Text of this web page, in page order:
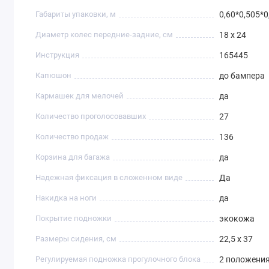
Габариты упаковки, м
Диаметр колес передние-задние, см 18 х 24
Инструкция 165445
Капюшон до бампера
Кармашек для мелочей да
Количество проголосовавших 27
Количество продаж 136
Корзина для багажа да
Надежная фиксация в сложенном виде Да
Накидка на ноги да
Покрытие подножки экокожа
Размеры сидения, см 22,5 х 37
Регулируемая подножка прогулочного блока 2 положения